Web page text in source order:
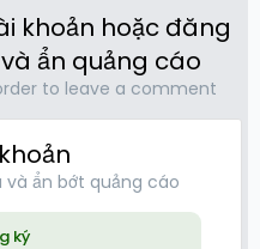
khoản hoặc đăng
ẩn quảng cáo
to leave a comment
ẩn bớt quảng cáo
ký